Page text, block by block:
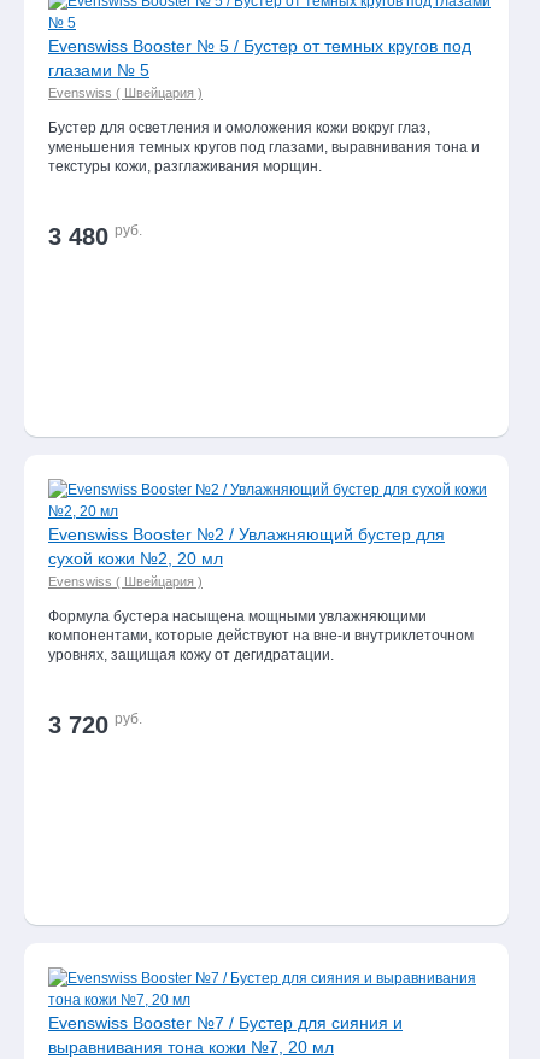
Evenswiss Booster № 5 / Бустер от темных кругов под
глазами № 5
Evenswiss ( Швейцария )
Бустер для осветления и омоложения кожи вокруг глаз,
уменьшения темных кругов под глазами, выравнивания тона и
текстуры кожи, разглаживания морщин.
3 480 руб.
Evenswiss Booster №2 / Увлажняющий бустер для
сухой кожи №2, 20 мл
Evenswiss ( Швейцария )
Формула бустера насыщена мощными увлажняющими
компонентами, которые действуют на вне-и внутриклеточном
уровнях, защищая кожу от дегидратации.
3 720 руб.
Evenswiss Booster №7 / Бустер для сияния и
выравнивания тона кожи №7, 20 мл